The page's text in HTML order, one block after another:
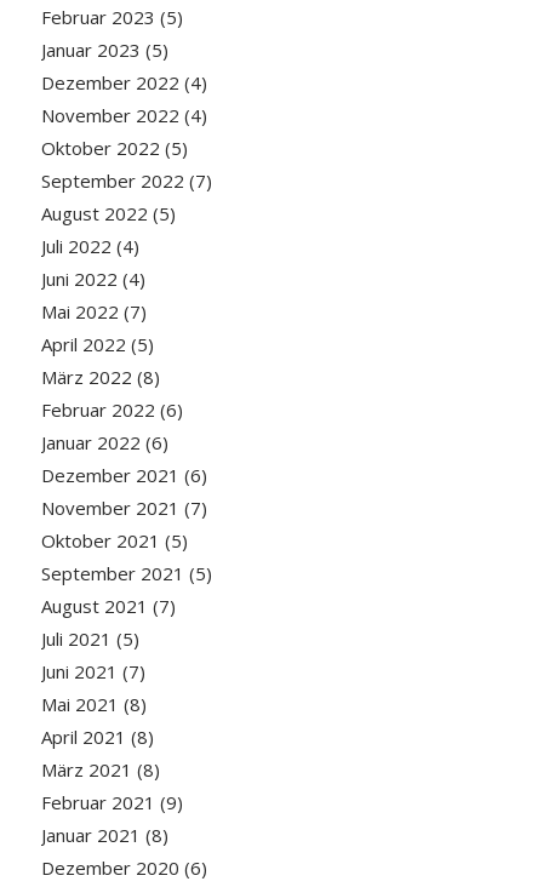
Februar 2023 (5)
Januar 2023 (5)
Dezember 2022 (4)
November 2022 (4)
Oktober 2022 (5)
September 2022 (7)
August 2022 (5)
Juli 2022 (4)
Juni 2022 (4)
Mai 2022 (7)
April 2022 (5)
März 2022 (8)
Februar 2022 (6)
Januar 2022 (6)
Dezember 2021 (6)
November 2021 (7)
Oktober 2021 (5)
September 2021 (5)
August 2021 (7)
Juli 2021 (5)
Juni 2021 (7)
Mai 2021 (8)
April 2021 (8)
März 2021 (8)
Februar 2021 (9)
Januar 2021 (8)
Dezember 2020 (6)